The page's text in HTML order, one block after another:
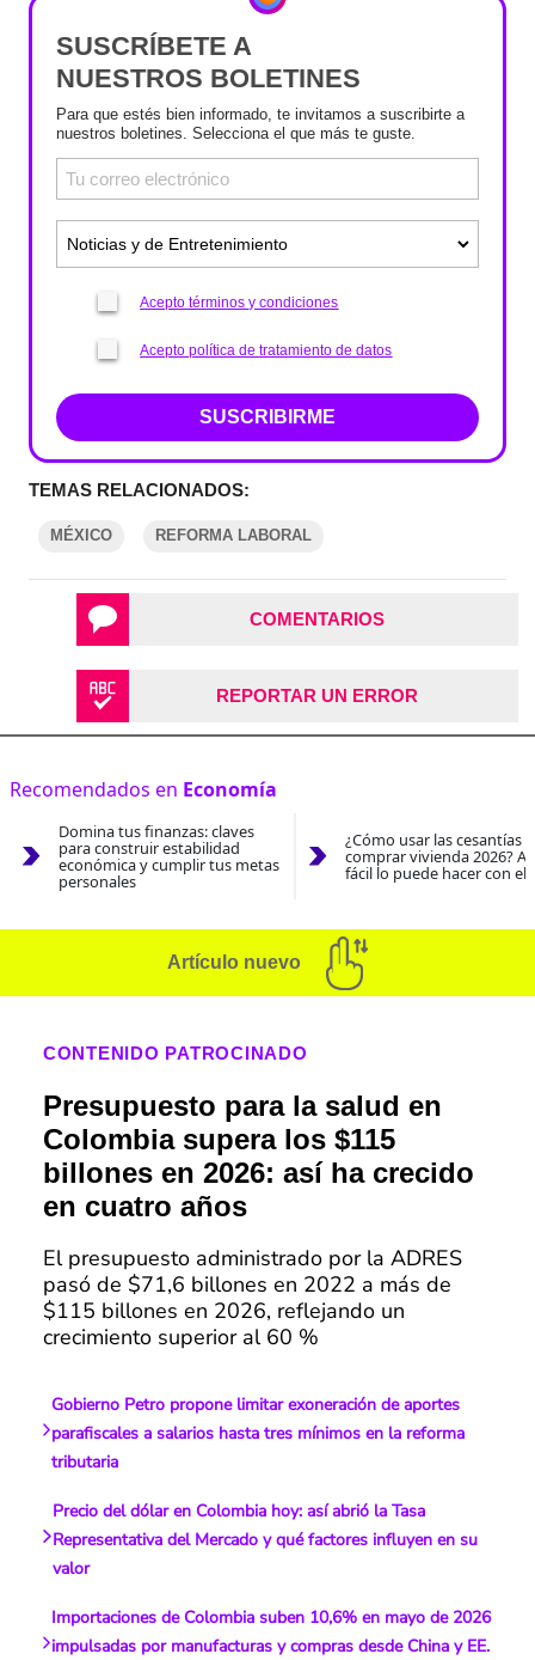
SUSCRÍBETE A
NUESTROS BOLETINES
Para que estés bien informado, te invitamos a suscribirte a
nuestros boletines. Selecciona el que más te guste.
Acepto términos y condiciones
Acepto política de tratamiento de datos
SUSCRIBIRME
TEMAS RELACIONADOS:
MÉXICO REFORMA LABORAL
COMENTARIOS
REPORTAR UN ERROR
Recomendados en Economía
Domina tus finanzas: claves
para construir estabilidad
económica y cumplir tus metas
personales
¿Cómo usar las cesantías
comprar vivienda 2026?
fácil lo puede hacer con el
Artículo nuevo
CONTENIDO PATROCINADO
Presupuesto para la salud en
Colombia supera los $115
billones en 2026: así ha crecido
en cuatro años
El presupuesto administrado por la ADRES
pasó de $71,6 billones en 2022 a más de
$115 billones en 2026, reflejando un
crecimiento superior al 60 %
Gobierno Petro propone limitar exoneración de aportes
parafiscales a salarios hasta tres mínimos en la reforma
tributaria
Precio del dólar en Colombia hoy: así abrió la Tasa
Representativa del Mercado y qué factores influyen en su
valor
Importaciones de Colombia suben 10,6% en mayo de 2026
impulsadas por manufacturas y compras desde China y EE.